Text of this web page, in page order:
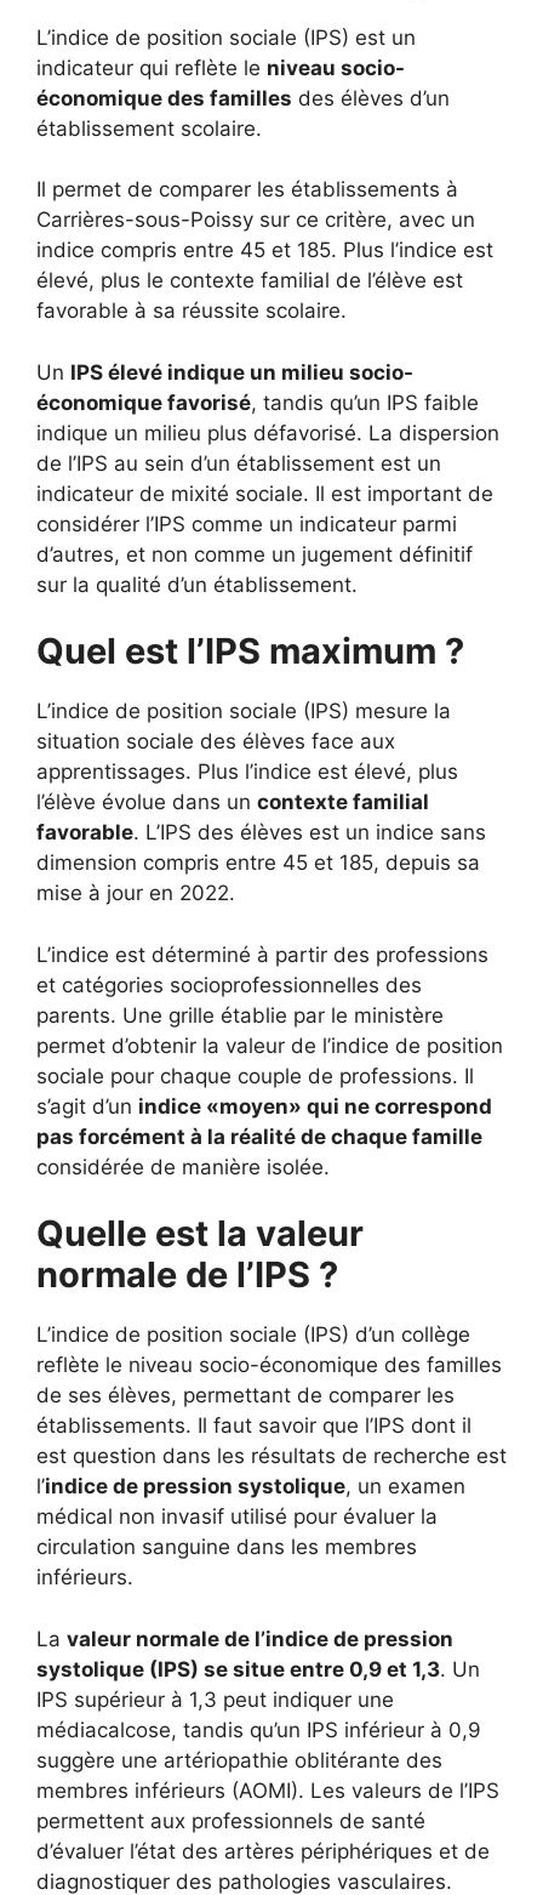
L’indice de position sociale (IPS) est un
indicateur qui reflète le niveau socio-
économique des familles des élèves d’un
établissement scolaire.
Il permet de comparer les établissements à
Carrières-sous-Poissy sur ce critère, avec un
indice compris entre 45 et 185. Plus l’indice est
élevé, plus le contexte familial de l’élève est
favorable à sa réussite scolaire.
Un IPS élevé indique un milieu socio-
économique favorisé, tandis qu’un IPS faible
indique un milieu plus défavorisé. La dispersion
de l’IPS au sein d’un établissement est un
indicateur de mixité sociale. Il est important de
considérer l’IPS comme un indicateur parmi
d’autres, et non comme un jugement définitif
sur la qualité d’un établissement.
Quel est l’IPS maximum ?
L’indice de position sociale (IPS) mesure la
situation sociale des élèves face aux
apprentissages. Plus l’indice est élevé, plus
l’élève évolue dans un contexte familial
favorable. L’IPS des élèves est un indice sans
dimension compris entre 45 et 185, depuis sa
mise à jour en 2022.
L’indice est déterminé à partir des professions
et catégories socioprofessionnelles des
parents. Une grille établie par le ministère
permet d’obtenir la valeur de l’indice de position
sociale pour chaque couple de professions. Il
s’agit d’un indice «moyen» qui ne correspond
pas forcément à la réalité de chaque famille
considérée de manière isolée.
Quelle est la valeur
normale de l’IPS ?
L’indice de position sociale (IPS) d’un collège
reflète le niveau socio-économique des familles
de ses élèves, permettant de comparer les
établissements. Il faut savoir que l’IPS dont il
est question dans les résultats de recherche est
l’indice de pression systolique, un examen
médical non invasif utilisé pour évaluer la
circulation sanguine dans les membres
inférieurs.
La valeur normale de l’indice de pression
systolique (IPS) se situe entre 0,9 et 1,3. Un
IPS supérieur à 1,3 peut indiquer une
médiacalcose, tandis qu’un IPS inférieur à 0,9
suggère une artériopathie oblitérante des
membres inférieurs (AOMI). Les valeurs de l’IPS
permettent aux professionnels de santé
d’évaluer l’état des artères périphériques et de
diagnostiquer des pathologies vasculaires.